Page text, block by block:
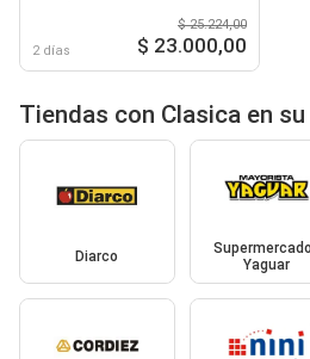
2 días
$ 25.224,00
$ 23.000,00
Tiendas con Clasica en
Diarco
Yaguar